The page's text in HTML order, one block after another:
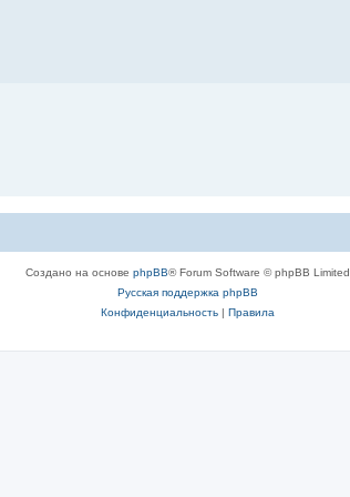
Создано на основе phpBB® Forum Software © phpBB Limited
Русская поддержка phpBB
Конфиденциальность| Правила